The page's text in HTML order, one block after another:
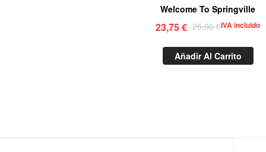
Welcome To Springville
25,00€
23,75€ IVA incluido
Añadir Al Carrito